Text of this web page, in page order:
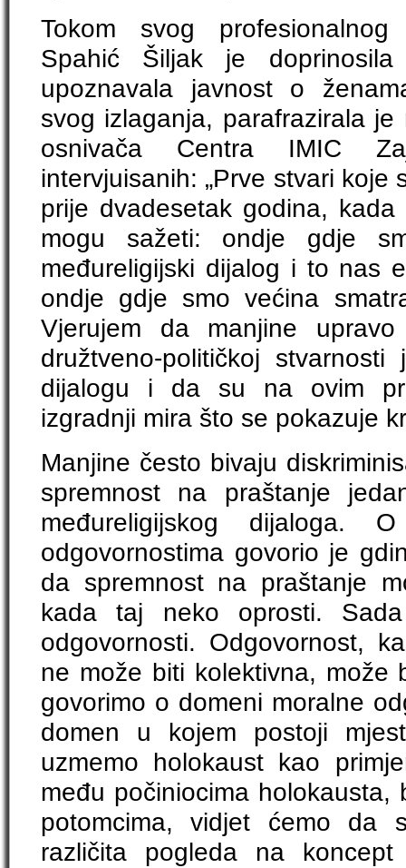
Tokom svog
Spahić Šiljak je
upoznavala javnost o
svog izlaganja, parafrazirala
osnivača Centra IMIC
intervjuisanih: „Prve stvari koje
prije dvadesetak godina,
mogu sažeti: ondje gdje
međureligijski dijalog i to nas
ondje gdje smo većina
Vjerujem da manjine
družtveno-političkoj
dijalogu i da su na ovim
izgradnji mira što se pokazuje
Manjine često bivaju
spremnost na praštanje
međureligijskog dijaloga.
odgovornostima govorio je
da spremnost na praštanje
kada taj neko oprosti.
odgovornosti. Odgovornost,
ne može biti kolektivna, može
govorimo o domeni moralne
domen u kojem postoji
uzmemo holokaust kao
među počiniocima holokausta,
potomcima, vidjet ćemo da
različita pogleda na